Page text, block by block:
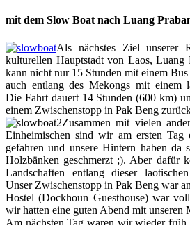
mit dem Slow Boat nach Luang
Als nächstes Ziel unserer
kulturellen Hauptstadt von Laos, Luang
kann nicht nur 15 Stunden mit einem
auch entlang des Mekongs mit einem
Die Fahrt dauert 14 Stunden (600 km)
einem Zwischenstopp in Pak Beng
Zusammen mit vielen
Einheimischen sind wir am ersten Tag
gefahren und unsere Hintern haben da
Holzbänken geschmerzt ;). Aber dafür
Landschaften entlang dieser
Unser Zwischenstopp in Pak Beng war
Hostel (Dockhoun Guesthouse) war
wir hatten eine guten Abend mit unseren
Am nächsten Tag waren wir wieder früh